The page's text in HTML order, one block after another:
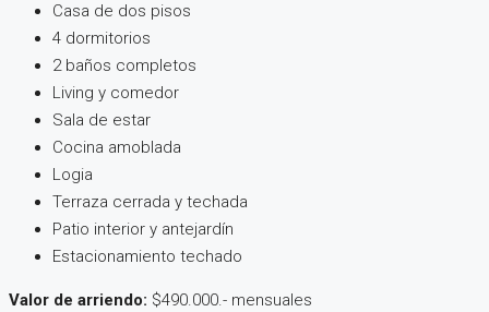
Casa de dos pisos
4 dormitorios
2 baños completos
Living y comedor
Sala de estar
Cocina amoblada
Logia
Terraza cerrada y techada
Patio interior y antejardín
Estacionamiento techado
Valor de arriendo: $490.000.- mensuales